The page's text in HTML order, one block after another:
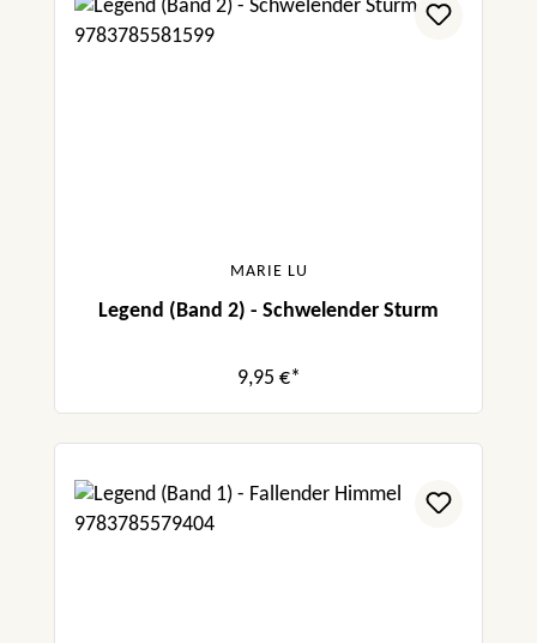
MARIE LU
Legend (Band 2) - Schwelender Sturm
9,95 €*